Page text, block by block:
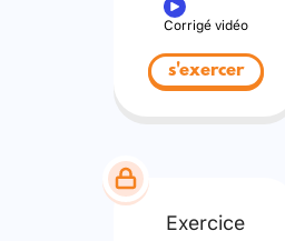
Corrigé vidéo
s'exercer
Exercice